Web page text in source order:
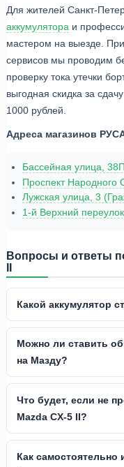
Для жителей Санкт-
аккумулятора и
мастером на выезде.
сервисов мы проводим
проверку тока утечки
выгодная скидка за
1000 рублей.
Адреса магазинов
Бассейная улица,
Проспект Народного
Лужская улица, 3
1-й Верхний
Вопросы и ответы
II
Какой аккумулятор
Можно ли ставить
на Мазду?
Что будет, если не
Mazda CX-5 II?
Как самостоятельно